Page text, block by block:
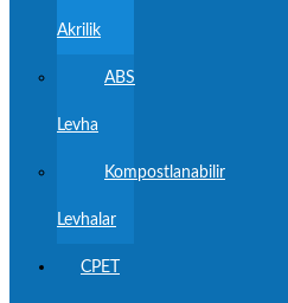
Akrilik
ABS
Levha
Kompostlanabilir
Levhalar
CPET